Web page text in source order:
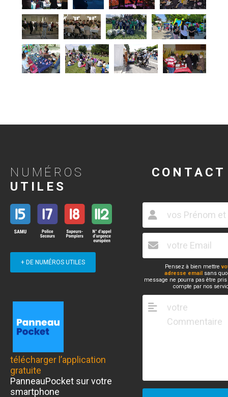
NUMÉROS
UTILES
+ DE NUMÉROS UTILES
télécharger l’application
gratuite
PanneauPocket sur votre
smartphone
CONTACT
Pensez à bien mettre
adresse email sans
message ne pourra pas être
compte par nos